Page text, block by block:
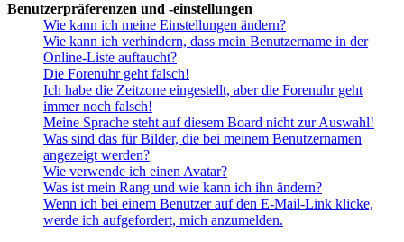
Benutzerpräferenzen und -einstellungen
Wie kann ich meine Einstellungen ändern?
Wie kann ich verhindern, dass mein Benutzername in der
Online-Liste auftaucht?
Die Forenuhr geht falsch!
Ich habe die Zeitzone eingestellt, aber die Forenuhr geht
immer noch falsch!
Meine Sprache steht auf diesem Board nicht zur Auswahl!
Was sind das für Bilder, die bei meinem Benutzernamen
angezeigt werden?
Wie verwende ich einen Avatar?
Was ist mein Rang und wie kann ich ihn ändern?
Wenn ich bei einem Benutzer auf den E-Mail-Link klicke,
werde ich aufgefordert, mich anzumelden.